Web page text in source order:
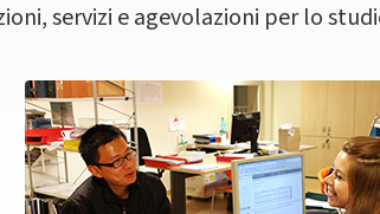
servizi e agevolazioni per lo